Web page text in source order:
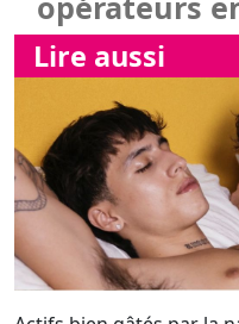
Actifs bien gâtés par la
passifs demandeurs
inoubliables !!!
On